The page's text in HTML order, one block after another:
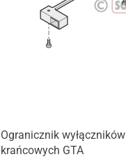
Ogranicznik wyłączników
krańcowych GTA